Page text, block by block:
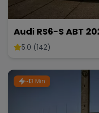
Audi RS6-S ABT
mieten 800 PS
5.0 (142)
~13 Min